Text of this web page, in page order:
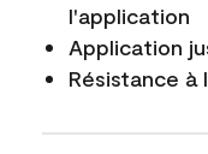
l'application
Application
Résistance à